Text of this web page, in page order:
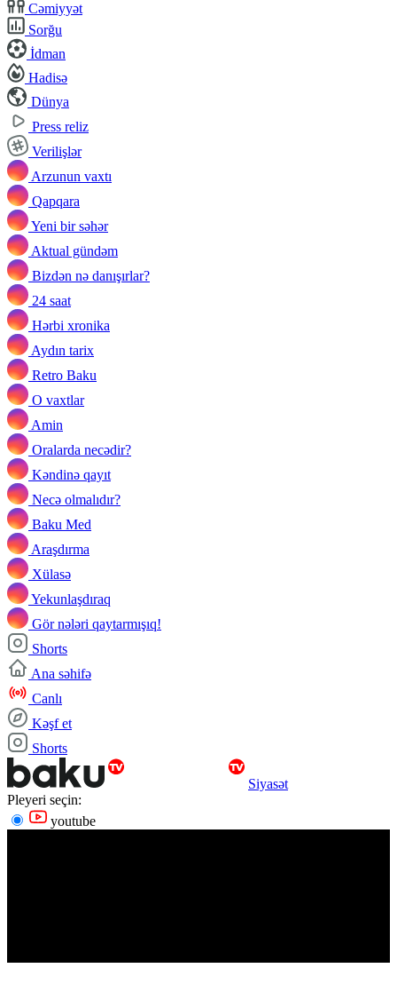
Cəmiyyət
Sorğu
İdman
Hadisə
Dünya
Press reliz
Verilişlər
Arzunun vaxtı
Qapqara
Yeni bir səhər
Aktual gündəm
Bizdən nə danışırlar?
24 saat
Hərbi xronika
Aydın tarix
Retro Baku
O vaxtlar
Amin
Oralarda necədir?
Kəndinə qayıt
Necə olmalıdır?
Baku Med
Araşdırma
Xülasə
Yekunlaşdıraq
Gör nələri qaytarmışıq!
Shorts
Ana səhifə
Canlı
Kəşf et
Shorts
Siyasət
Pleyeri seçin:
youtube